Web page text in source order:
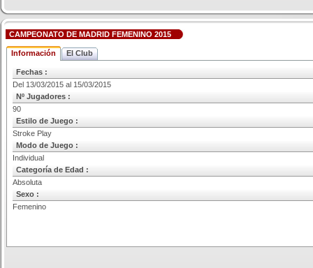
CAMPEONATO DE MADRID FEMENINO 2015
Información El Club
Fechas :
Del 13/03/2015 al 15/03/2015
Nº Jugadores :
90
Estilo de Juego :
Stroke Play
Modo de Juego :
Individual
Categoría de Edad :
Absoluta
Sexo :
Femenino